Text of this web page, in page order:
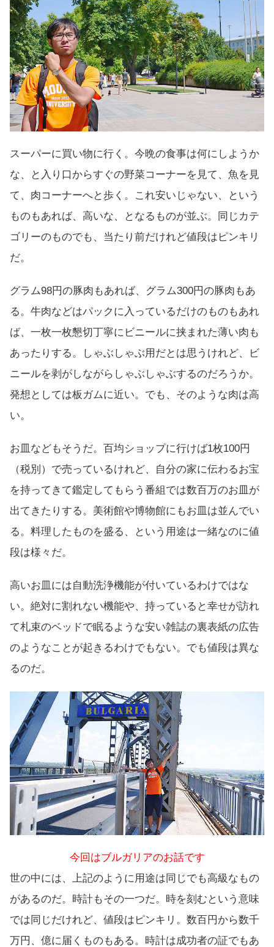
スーパーに買い物に行く。今晩の食事は何にしようか
な、と入り口からすぐの野菜コーナーを見て、魚を見
て、肉コーナーへと歩く。これ安いじゃない、という
ものもあれば、高いな、となるものが並ぶ。同じカテ
ゴリーのものでも、当たり前だけれど値段はピンキリ
だ。
グラム98円の豚肉もあれば、グラム300円の豚肉もあ
る。牛肉などはパックに入っているだけのものもあれ
ば、一枚一枚懇切丁寧にビニールに挟まれた薄い肉も
あったりする。しゃぶしゃぶ用だとは思うけれど、ビ
ニールを剥がしながらしゃぶしゃぶするのだろうか。
発想としては板ガムに近い。でも、そのような肉は高
い。
お皿などもそうだ。百均ショップに行けば1枚100円
（税別）で売っているけれど、自分の家に伝わるお宝
を持ってきて鑑定してもらう番組では数百万のお皿が
出てきたりする。美術館や博物館にもお皿は並んでい
る。料理したものを盛る、という用途は一緒なのに値
段は様々だ。
高いお皿には自動洗浄機能が付いているわけではな
い。絶対に割れない機能や、持っていると幸せが訪れ
て札束のベッドで眠るような安い雑誌の裏表紙の広告
のようなことが起きるわけでもない。でも値段は異な
るのだ。
今回はブルガリアのお話です
世の中には、上記のように用途は同じでも高級なもの
があるのだ。時計もその一つだ。時を刻むという意味
では同じだけれど、値段はピンキリ。数百円から数千
万円、億に届くものもある。時計は成功者の証でもあ